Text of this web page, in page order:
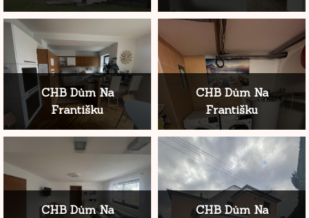
CHB Dům Na
Františku
CHB Dům Na
Františku
CHB Dům Na
CHB Dům Na